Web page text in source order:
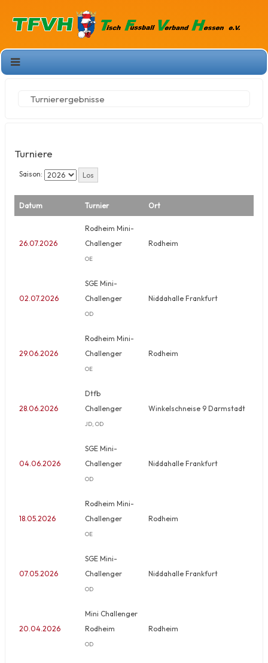
Turnierergebnisse
Turniere
Saison:
Datum Turnier Ort
26.07.2026
Rodheim Mini-
Challenger
OE
Rodheim
02.07.2026
SGE Mini-
Challenger
OD
Niddahalle Frankfurt
29.06.2026
Rodheim Mini-
Challenger
OE
Rodheim
28.06.2026
Dtfb
Challenger
JD, OD
Winkelschneise 9 Darmstadt
04.06.2026
SGE Mini-
Challenger
OD
Niddahalle Frankfurt
18.05.2026
Rodheim Mini-
Challenger
OE
Rodheim
07.05.2026
SGE Mini-
Challenger
OD
Niddahalle Frankfurt
20.04.2026
Mini Challenger
Rodheim
OD
Rodheim